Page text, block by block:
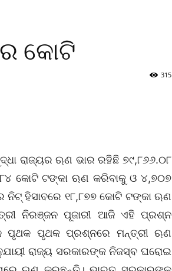
କୋଟି
315
ରାଜ୍ୟର ଋଣ ଭାର ରହିଛି ୭୯,୮୬୬.୦୮
କୋଟି ଟଙ୍କା ଋଣ କରିବାକୁ ଓ ୪,୭୦୭
ହିସାବରେ ୧୮,୮୭୭ କୋଟି ଟଙ୍କା ଋଣ
ନିରଞ୍ଜନ ପୂଜ‌ାରୀ ଆଜି ଏହି ପ୍ରଶ୍ନ
ପୃଥକ ପୃଥକ ପ୍ରଶ୍ନରେ ମନ୍ତ୍ରୀ ଋଣ
ରାଜ୍ୟ ସରକାରଙ୍କ ନିଜସ୍ବ ଘରୋଇ